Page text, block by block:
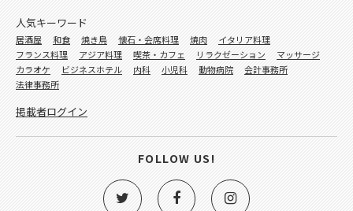
人気キーワード
居酒屋 和食 焼き鳥 懐石・会席料理 焼肉
イタリア料理
フランス料理
アジア料理 喫茶・カフェ リラクゼーション
マッサージ
カラオケ
ビジネスホテル 内科 小児科 動物病院
会計事務所
法律事務所
掲載者ログイン
FOLLOW US!